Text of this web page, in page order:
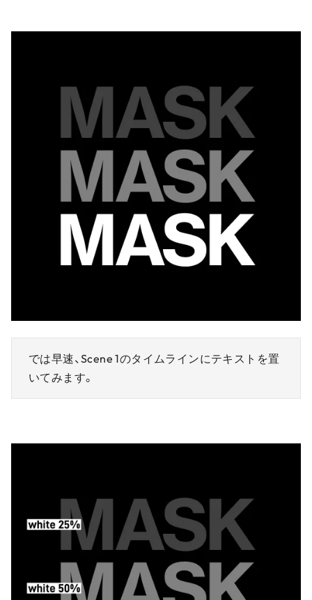
では早速、Scene 1のタイムラインにテキストを置
いてみます。